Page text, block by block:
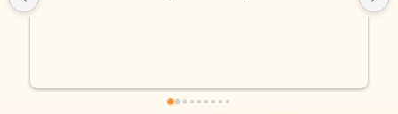
productos como atencion. Hoy recibimos alianza